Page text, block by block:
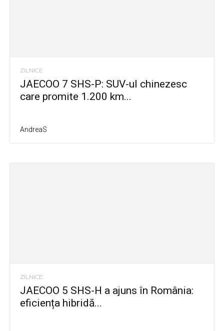
ZILNICE
JAECOO 7 SHS-P: SUV-ul chinezesc
care promite 1.200 km...
AndreaS
ZILNICE
JAECOO 5 SHS-H a ajuns în România:
eficiența hibridă...